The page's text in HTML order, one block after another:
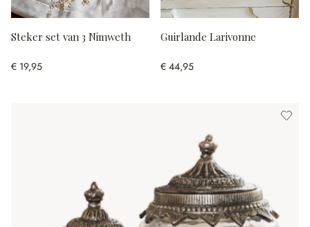
Steker set van 3 Nimweth
€ 19,95
Guirlande Larivonne
€ 44,95